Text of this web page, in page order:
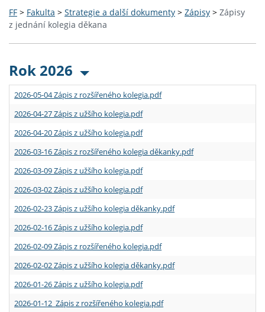
FF > Fakulta > Strategie a další dokumenty > Zápisy > Zápisy
z jednání kolegia děkana
Rok 2026
2026-05-04 Zápis z rozšířeného kolegia.pdf
2026-04-27 Zápis z užšího kolegia.pdf
2026-04-20 Zápis z užšího kolegia.pdf
2026-03-16 Zápis z rozšířeného kolegia děkanky.pdf
2026-03-09 Zápis z užšího kolegia.pdf
2026-03-02 Zápis z užšího kolegia.pdf
2026-02-23 Zápis z užšího kolegia děkanky.pdf
2026-02-16 Zápis z užšího kolegia.pdf
2026-02-09 Zápis z rozšířeného kolegia.pdf
2026-02-02 Zápis z užšího kolegia děkanky.pdf
2026-01-26 Zápis z užšího kolegia.pdf
2026-01-12 Zápis z rozšířeného kolegia.pdf